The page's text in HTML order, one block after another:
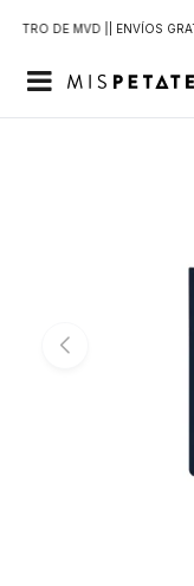
DE MVD | | ENVÍOS
